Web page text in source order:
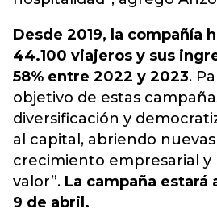
Desde 2019, la compañía
44.100 viajeros y sus
58% entre 2022 y 2023.
objetivo de estas
diversificación y
al capital, abriendo
crecimiento empresarial y
valor”. La campaña estará
9 de abril.